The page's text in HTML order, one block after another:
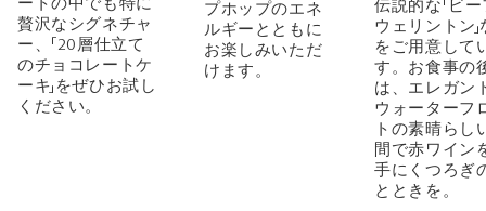
ートの中でも特に
贅沢なシグネチャ
ー、「20層仕立て
のチョコレートケ
ーキ」をぜひお試し
ください。
プホップのエネ
ルギーとともに
お楽しみいただ
けます。
伝説的な「ビ
ウェリントン」
をご用意して
す。お食事の
は、エレガン
ウォーターフ
トの素晴らし
間で赤ワイン
手にくつろぎ
とときを。